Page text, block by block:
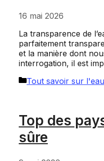
16 mai 2026
La transparence de
parfaitement
et la manière dont
interrogation, il est
Catégories
Tout savoir sur l'eau
Top des
sûre